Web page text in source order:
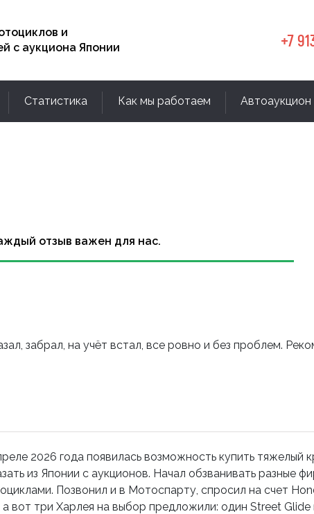
и
с аукциона Японии
+7
Статистика Как мы работаем Автоаукцион
отзыв важен для нас.
забрал, на учёт встал, все ровно и без проблем.
2026 года появилась возможность купить тяжелый
из Японии с аукционов. Начал обзванивать разные
Позвонил и в Мотоспарту, спросил на счет
а вот три Харлея на выбор предложили: один Street